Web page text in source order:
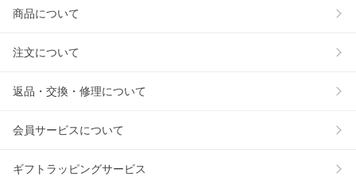
商品について
注文について
返品・交換・修理について
会員サービスについて
ギフトラッピングサービス